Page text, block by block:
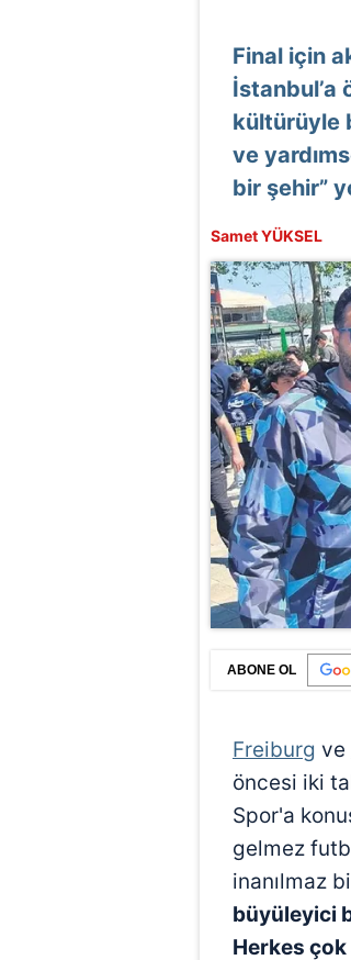
Final için
İstanbul’a
kültürüyle
ve
bir şehir”
Samet YÜKSEL
ABONE OL
Freiburg ve
öncesi iki
Spor'a
gelmez
inanılmaz
büyüleyici
Herkes çok